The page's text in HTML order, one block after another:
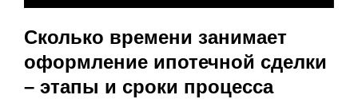
Сколько времени занимает
оформление ипотечной сделки
– этапы и сроки процесса